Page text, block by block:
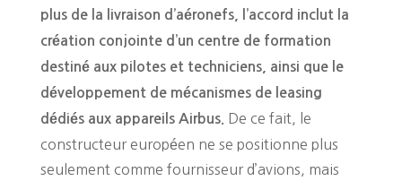
plus de la livraison d’aéronefs, l’accord inclut la
création conjointe d’un centre de formation
destiné aux pilotes et techniciens, ainsi que le
développement de mécanismes de leasing
dédiés aux appareils Airbus.
De ce fait, le
constructeur européen ne se positionne plus
seulement comme fournisseur d’avions, mais